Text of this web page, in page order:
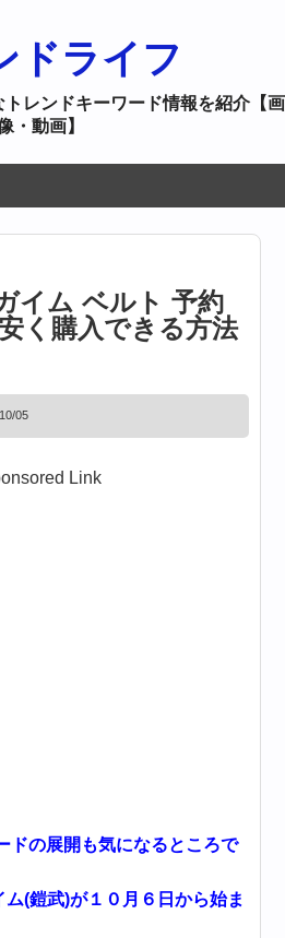
ドライフ
レンドキーワード情報を紹介【画
・動画】
イム ベルト 予約
く購入できる方法
05
Link
ドの展開も気になるところで
(鎧武)が１０月６日から始ま